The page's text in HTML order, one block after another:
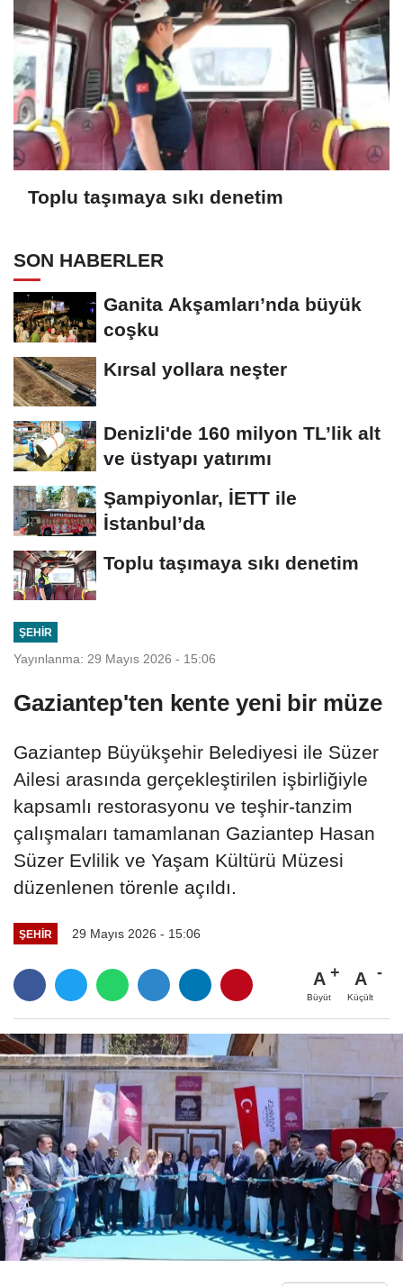
Toplu taşımaya sıkı denetim
SON HABERLER
Ganita Akşamları’nda büyük
coşku
Kırsal yollara neşter
Denizli'de 160 milyon TL’lik alt
ve üstyapı yatırımı
Şampiyonlar, İETT ile
İstanbul’da
Toplu taşımaya sıkı denetim
ŞEHIR
Yayınlanma: 29 Mayıs 2026 - 15:06
Gaziantep'ten kente yeni bir müze
Gaziantep Büyükşehir Belediyesi ile Süzer
Ailesi arasında gerçekleştirilen işbirliğiyle
kapsamlı restorasyonu ve teşhir-tanzim
çalışmaları tamamlanan Gaziantep Hasan
Süzer Evlilik ve Yaşam Kültürü Müzesi
düzenlenen törenle açıldı.
ŞEHIR 29 Mayıs 2026 - 15:06
A
Büyüt
A
Küçült